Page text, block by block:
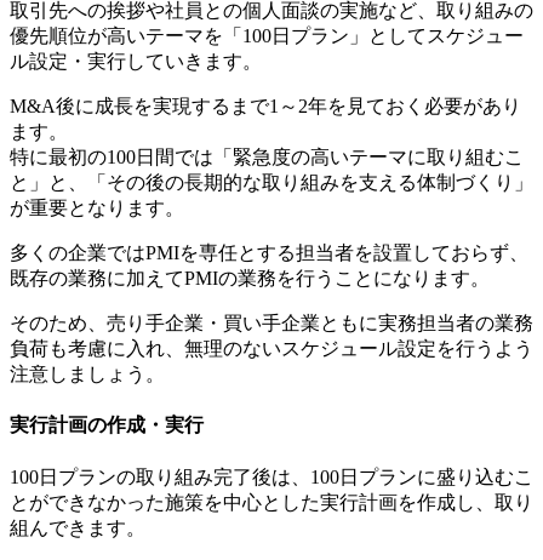
取引先への挨拶や社員との個人面談の実施など、取り組みの
優先順位が高いテーマを「100日プラン」としてスケジュー
ル設定・実行していきます。
M&A後に成長を実現するまで1～2年を見ておく必要があり
ます。
特に最初の100日間では「緊急度の高いテーマに取り組むこ
と」と、「その後の長期的な取り組みを支える体制づくり」
が重要となります。
多くの企業ではPMIを専任とする担当者を設置しておらず、
既存の業務に加えてPMIの業務を行うことになります。
そのため、売り手企業・買い手企業ともに実務担当者の業務
負荷も考慮に入れ、無理のないスケジュール設定を行うよう
注意しましょう。
実行計画の作成・実行
100日プランの取り組み完了後は、100日プランに盛り込むこ
とができなかった施策を中心とした実行計画を作成し、取り
組んできます。